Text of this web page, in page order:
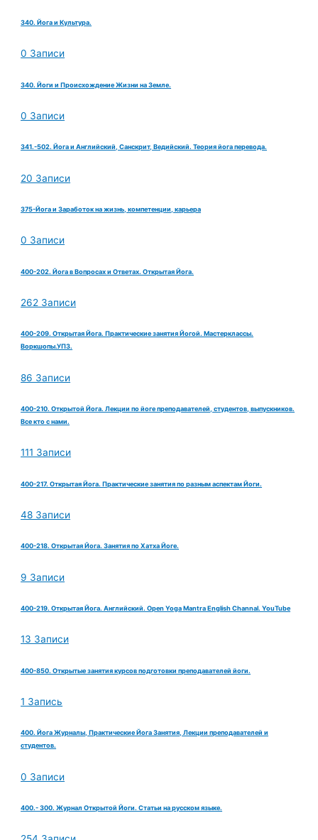
340. Йога и Культура.
0 Записи
340. Йоги и Происхождение Жизни на Земле.
0 Записи
341.-502. Йога и Английский, Санскрит, Ведийский. Теория йога перевода.
20 Записи
375-Йога и Заработок на жизнь, компетенции, карьера
0 Записи
400-202. Йога в Вопросах и Ответах. Открытая Йога.
262 Записи
400-209. Открытая Йога. Практические занятия Йогой. Мастерклассы.
Воркшопы.УПЗ.
86 Записи
400-210. Открытой Йога. Лекции по йоге преподавателей, студентов, выпускников.
Все кто с нами.
111 Записи
400-217. Открытая Йога. Практические занятия по разным аспектам Йоги.
48 Записи
400-218. Открытая Йога. Занятия по Хатха Йоге.
9 Записи
400-219. Открытая Йога. Английский. Open Yoga Mantra English Channal. YouTube
13 Записи
400-850. Открытые занятия курсов подготовки преподавателей йоги.
1 Запись
400. Йога Журналы, Практические Йога Занятия, Лекции преподавателей и
студентов.
0 Записи
400.- 300. Журнал Открытой Йоги. Статьи на русском языке.